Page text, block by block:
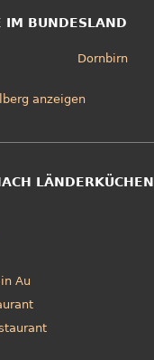
IM BUNDESLAND
Dornbirn
anzeigen
LÄNDERKÜCHEN
Au